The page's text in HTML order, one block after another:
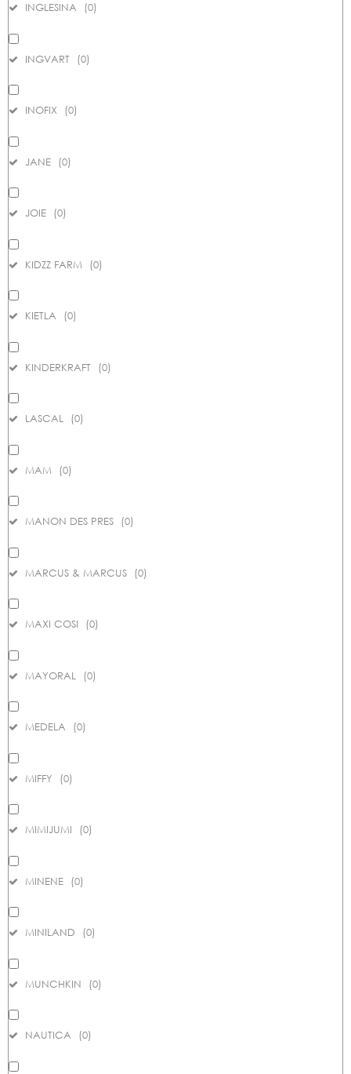
INGLESINA (0)
INGVART (0)
INOFIX (0)
JANE (0)
JOIE (0)
KIDZZ FARM (0)
KIETLA (0)
KINDERKRAFT (0)
LASCAL (0)
MAM (0)
MANON DES PRES (0)
MARCUS & MARCUS (0)
MAXI COSI (0)
MAYORAL (0)
MEDELA (0)
MIFFY (0)
MIMIJUMI (0)
MINENE (0)
MINILAND (0)
MUNCHKIN (0)
NAUTICA (0)